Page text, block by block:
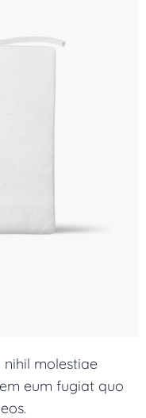
molestiae
eum fugiat quo